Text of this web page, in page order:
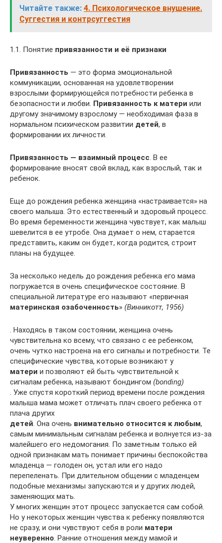
Читайте также: 4. Психологическое внушение.
Суггестия и контрсуггестия
1.1. Понятие привязанности и её признаки
Привязанность — это форма эмоциональной
коммуникации, основанная на удовлетворении
взрослыми формирующейся потребности ребенка в
безопасности и любви. Привязанность к матери или
другому значимому взрослому — необходимая фаза в
нормальном психическом развитии детей, в
формировании их личности.
Привязанность — взаимный процесс. В ее
формирование вносят свой вклад, как взрослый, так и
ребенок.
Еще до рождения ребенка женщина «настраивается» на
своего малыша. Это естественный и здоровый процесс.
Во время беременности женщина чувствует, как малыш
шевелится в ее утробе. Она думает о нем, старается
представить, каким он будет, когда родится, строит
планы на будущее.
За несколько недель до рождения ребенка его мама
погружается в очень специфическое состояние. В
специальной литературе его называют «первичная
материнская озабоченность» (Винникотт, 1956)
. Находясь в таком состоянии, женщина очень
чувствительна ко всему, что связано с ее ребенком,
очень чутко настроена на его сигналы и потребности. Те
специфические чувства, которые возникают у
матери и позволяют ей быть чувствительной к
сигналам ребенка, называют бондингом (bonding)
. Уже спустя короткий период времени после рождения
малыша мама может отличать плач своего ребенка от
плача других
детей. Она очень внимательно относится к любым,
самым минимальным сигналам ребенка и волнуется из-за
малейшего его недомогания. По заметным только ей
одной признакам мать понимает причины беспокойства
младенца — голоден он, устал или его надо
перепеленать. При длительном общении с младенцем
подобные механизмы запускаются и у других людей,
заменяющих мать.
У многих женщин этот процесс запускается сам собой.
Но у некоторых женщин чувства к ребенку появляются
не сразу, и они чувствуют себя в роли матери
неуверенно. Ранние отношения между мамой и